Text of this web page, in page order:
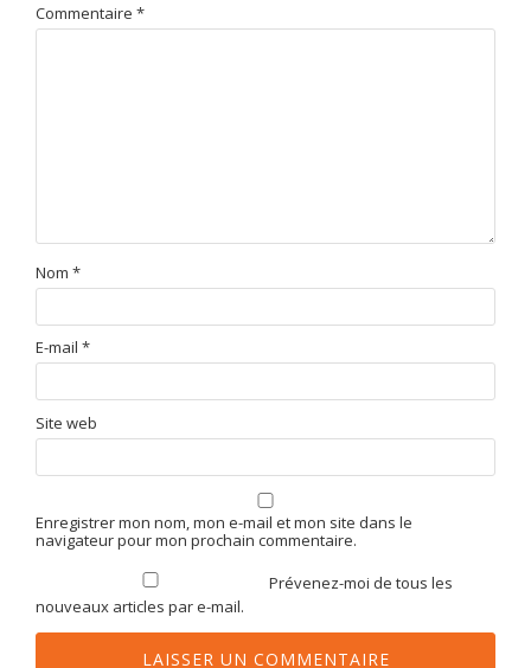
Commentaire *
Nom *
E-mail *
Site web
Enregistrer mon nom, mon e-mail et mon site dans le
navigateur pour mon prochain commentaire.
Prévenez-moi de tous les
nouveaux articles par e-mail.